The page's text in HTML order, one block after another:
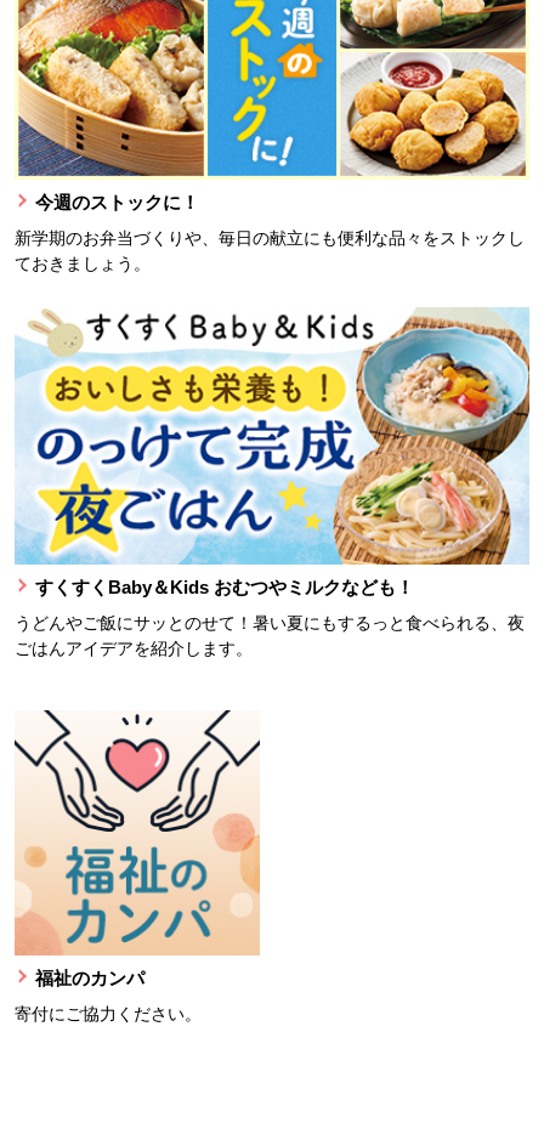
今週のストックに！
新学期のお弁当づくりや、毎日の献立にも便利な品々をストックし
ておきましょう。
すくすくBaby＆Kids おむつやミルクなども！
うどんやご飯にサッとのせて！暑い夏にもするっと食べられる、夜
ごはんアイデアを紹介します。
福祉のカンパ
寄付にご協力ください。